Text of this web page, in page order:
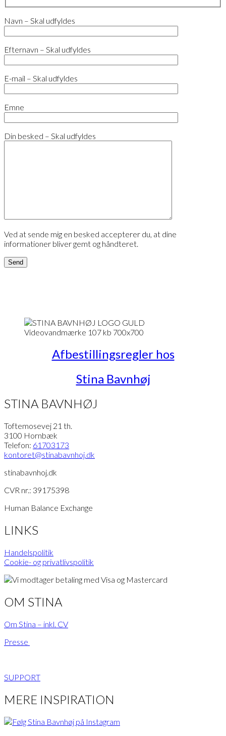
Navn – Skal udfyldes
Efternavn – Skal udfyldes
E-mail – Skal udfyldes
Emne
Din besked – Skal udfyldes
Ved at sende mig en besked accepterer du, at dine
informationer bliver gemt og håndteret.
Afbestillingsregler hos
Stina Bavnhøj
STINA BAVNHØJ
Toftemosevej 21 th.
3100 Hornbæk
Telefon: 61703173
kontoret@stinabavnhoj.dk
stinabavnhoj.dk
CVR nr.: 39175398
Human Balance Exchange
LINKS
Handelspolitik
Cookie- og privatlivspolitik
OM STINA
Om Stina – inkl. CV
Presse
SUPPORT
MERE INSPIRATION